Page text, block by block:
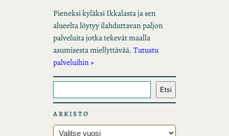
Pieneksi kyläksi Ikkalasta ja sen
alueelta löytyy ilahduttavan paljon
palveluita jotka tekevät maalla
asumisesta miellyttävää.Tutustu
palveluihin »
t
s
i
Etsi
ARKISTO
A